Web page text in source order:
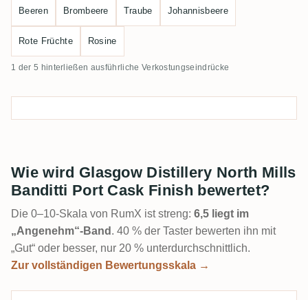
Beeren Brombeere Traube Johannisbeere
Rote Früchte Rosine
1 der 5 hinterließen ausführliche Verkostungseindrücke
Wie wird Glasgow Distillery North Mills
Banditti Port Cask Finish bewertet?
Die 0–10-Skala von RumX ist streng: 6,5 liegt im
„Angenehm“-Band . 40 % der Taster bewerten ihn mit
„Gut“ oder besser, nur 20 % unterdurchschnittlich.
Zur vollständigen Bewertungsskala →